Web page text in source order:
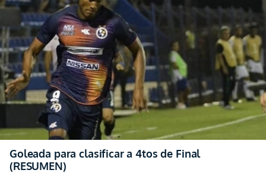
Goleada para clasificar a 4tos de Final
(RESUMEN)